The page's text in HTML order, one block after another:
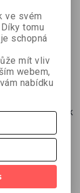
nebo
Vedle
portrétů
a uchovat ji tak
Portréty
tři různé
a kreslení
za krokem
ve svém
tomu
schopná
mít vliv
webem,
nabídku